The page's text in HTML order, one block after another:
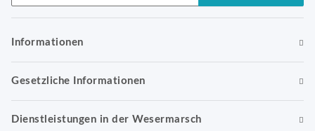
Informationen
Gesetzliche Informationen
Dienstleistungen in der Wesermarsch